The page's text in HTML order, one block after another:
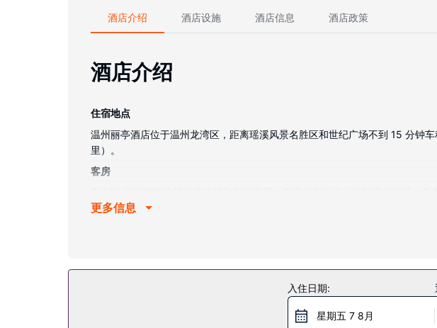
酒店介绍 酒店设施 酒店信息 酒店政策
酒店介绍
住宿地点
温州丽亭酒店位于温州龙湾区，距离瑶溪风景名胜区和世纪广场不到 15 分钟
里）。
客房
浴室提供大花洒淋浴喷头和吹风机。便利设施包括电话，以及保险箱和免费瓶装
餐厅
您可以到餐厅享用一顿美餐；也可去酒店的咖啡馆吃些点心。在忙碌的一天
更多信息
入住日期:
星期五 7 8月